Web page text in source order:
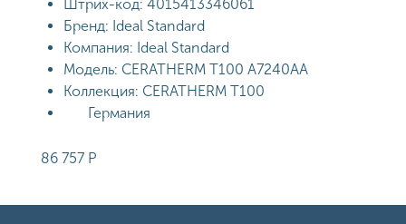
Штрих-код: 4015413346061
Бренд: Ideal Standard
Компания: Ideal Standard
Модель: CERATHERM T100 A7240AA
Коллекция: CERATHERM T100
Германия
86 757 Р